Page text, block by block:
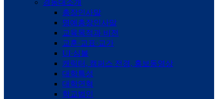
경동대소개
총장인사말
명예총장인사말
교육목적과 비전
교훈·교표·교가
UI·심볼
캐릭터, 캠퍼스 전경, 홍보동영상
대학특성
대학연혁
학교법인